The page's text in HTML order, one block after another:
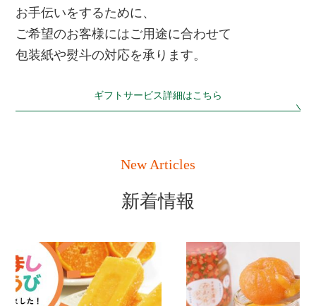
お手伝いをするために、
ご希望のお客様にはご用途に合わせて
包装紙や熨斗の対応を承ります。
ギフトサービス詳細はこちら